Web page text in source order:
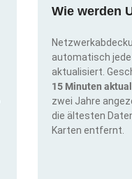
Wie werden
automatisch
aktualisiert.
15 Minuten
zwei Jahre
die ältesten
Karten entfernt.